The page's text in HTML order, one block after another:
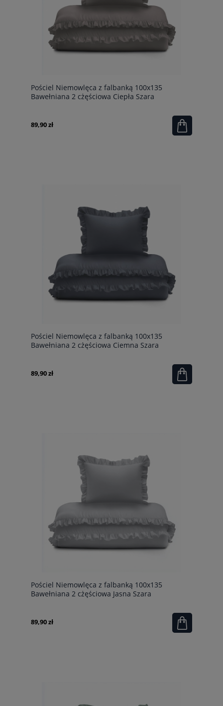
Pościel Niemowlęca z falbanką 100x135
Bawełniana 2 cżęściowa Ciepła Szara
89,90 zł
Pościel Niemowlęca z falbanką 100x135
Bawełniana 2 cżęściowa Ciemna Szara
89,90 zł
Pościel Niemowlęca z falbanką 100x135
Bawełniana 2 cżęściowa Jasna Szara
89,90 zł